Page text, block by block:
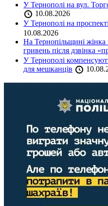
У Тернополі на вул.
10.08.2026
У Тернополі на
10.08.2026
На Тернопільщині жінка
гривень після дзвінка
У Тернополі
для мешканців